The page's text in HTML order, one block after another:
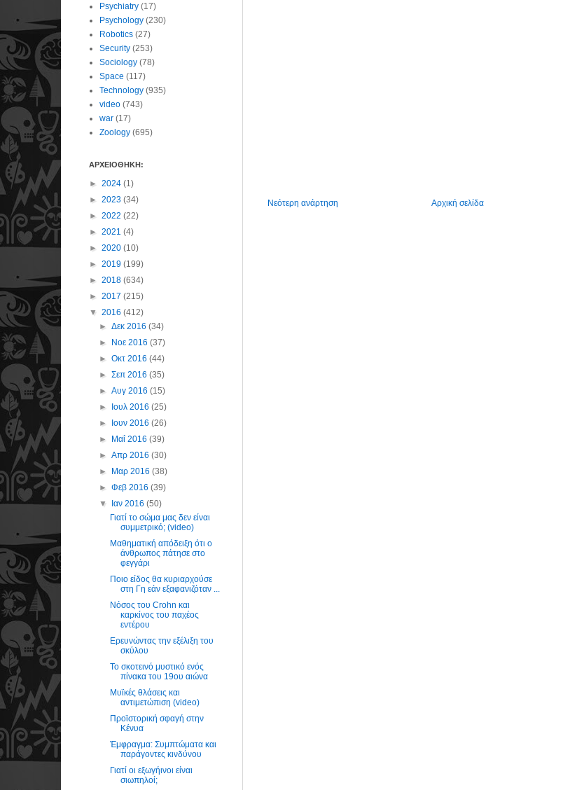
Νεότερη ανάρτηση Αρχική σελίδα
Psychiatry (17)
Psychology (230)
Robotics (27)
Security (253)
Sociology (78)
Space (117)
Technology (935)
video (743)
war (17)
Zoology (695)
ΑΡΧΕΙΟΘΗΚΗ:
► 2024 (1)
► 2023 (34)
► 2022 (22)
► 2021 (4)
► 2020 (10)
► 2019 (199)
► 2018 (634)
► 2017 (215)
▼ 2016 (412)
►Δεκ 2016(34)
► Νοε 2016(37)
►Οκτ 2016(44)
►Σεπ 2016(35)
►Αυγ 2016(15)
► Ιουλ 2016(25)
► Ιουν 2016(26)
► Μαΐ 2016(39)
►Απρ 2016(30)
► Μαρ 2016(38)
►Φεβ 2016(39)
▼ Ιαν 2016(50)
Γιατί το σώμα μας δεν είναι
συμμετρικό; (video)
Μαθηματική απόδειξη ότι ο
άνθρωπος πάτησε στο
φεγγάρι
Ποιο είδος θα κυριαρχούσε
στη Γη εάν εξαφανιζόταν ...
Νόσος του Crohn και
καρκίνος του παχέος
εντέρου
Ερευνώντας την εξέλιξη του
σκύλου
Το σκοτεινό μυστικό ενός
πίνακα του 19ου αιώνα
Μυϊκές θλάσεις και
αντιμετώπιση (video)
Προϊστορική σφαγή στην
Κένυα
Έμφραγμα: Συμπτώματα και
παράγοντες κινδύνου
Γιατί οι εξωγήινοι είναι
σιωπηλοί;